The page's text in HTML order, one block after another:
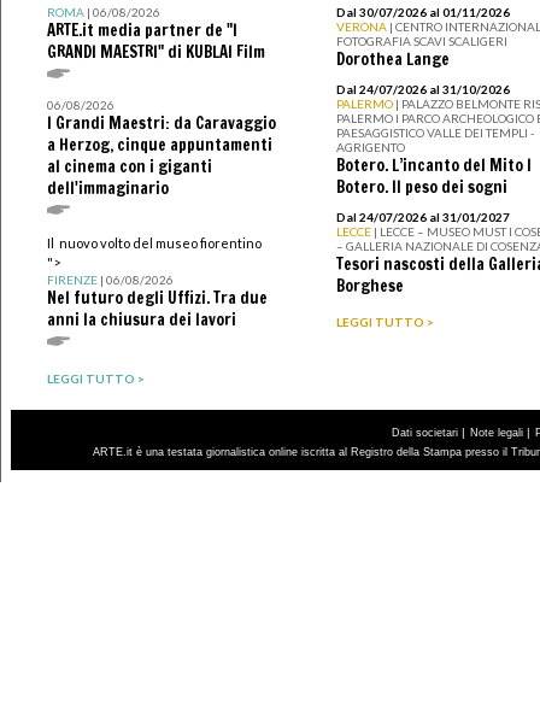
ROMA| 06/08/2026
ARTE.it media partner de "I
GRANDI MAESTRI" di KUBLAI Film
06/08/2026
I Grandi Maestri: da Caravaggio
a Herzog, cinque appuntamenti
al cinema con i giganti
dell'immaginario
Il nuovo volto del museo fiorentino
">
FIRENZE| 06/08/2026
Nel futuro degli Uffizi. Tra due
anni la chiusura dei lavori
LEGGI TUTTO >
Dal 30/07/2026 al 01/11/2026
VERONA | CENTRO
FOTOGRAFIA SCAVI SCALIGERI
Dorothea Lange
Dal 24/07/2026 al 31/10/2026
PALERMO | PALAZZO BELMONTE
PALERMO I PARCO ARCHEOLOGICO
PAESAGGISTICO VALLE DEI TEMPLI -
AGRIGENTO
Botero. L’incanto del Mito I
Botero. Il peso dei sogni
Dal 24/07/2026 al 31/01/2027
LECCE | LECCE – MUSEO MUST I
– GALLERIA NAZIONALE DI
Tesori nascosti della
Borghese
LEGGI TUTTO >
Dati societari | Note legali |
ARTE.it è una testata giornalistica online iscritta al Registro della Stampa presso il